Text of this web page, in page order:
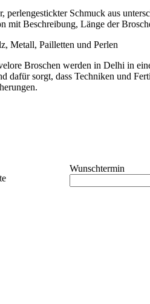
perlengestickter Schmuck aus
mit Beschreibung, Länge der
Metall, Pailletten und Perlen
Broschen werden in Delhi in
dafür sorgt, dass Techniken und
Wunschtermin